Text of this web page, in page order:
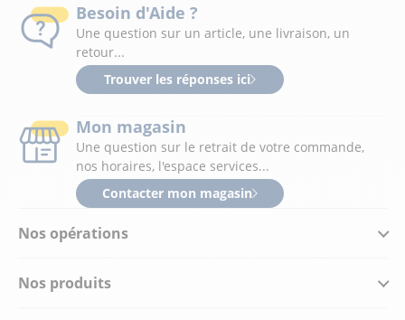
Nos opérations
Nos produits
Besoin d'Aide ?
Une question sur un article, une livraison, un
retour...
Trouver les réponses ici
Mon magasin
Une question sur le retrait de votre commande,
nos horaires, l'espace services...
Contacter mon magasin